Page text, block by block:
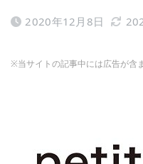
2020年12月8日
※当サイトの記事中には広告が含